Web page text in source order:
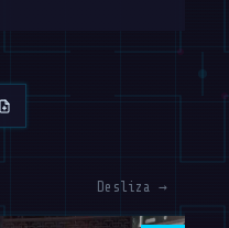
Desliza →